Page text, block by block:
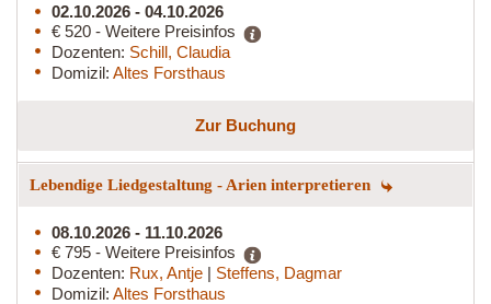
02.10.2026 - 04.10.2026
€ 520 - Weitere Preisinfos
Dozenten: Schill, Claudia
Domizil: Altes Forsthaus
Zur Buchung
Lebendige Liedgestaltung - Arien interpretieren
08.10.2026 - 11.10.2026
€ 795 - Weitere Preisinfos
Dozenten: Rux, Antje | Steffens, Dagmar
Domizil: Altes Forsthaus